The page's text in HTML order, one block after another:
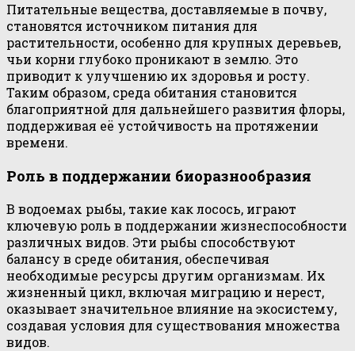
Питательные вещества, доставляемые в почву,
становятся источником питания для
растительности, особенно для крупных деревьев,
чьи корни глубоко проникают в землю. Это
приводит к улучшению их здоровья и росту.
Таким образом, среда обитания становится
благоприятной для дальнейшего развития флоры,
поддерживая её устойчивость на протяжении
времени.
Роль в поддержании биоразнообразия
В водоемах рыбы, такие как лосось, играют
ключевую роль в поддержании жизнеспособности
различных видов. Эти рыбы способствуют
балансу в среде обитания, обеспечивая
необходимые ресурсы другим организмам. Их
жизненный цикл, включая миграцию и нерест,
оказывает значительное влияние на экосистему,
создавая условия для существования множества
видов.